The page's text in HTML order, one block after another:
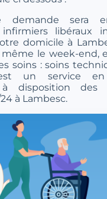
demande sera
libéraux
domicile à
le week-end,
soins : soins
un service
à disposition des
à Lambesc.